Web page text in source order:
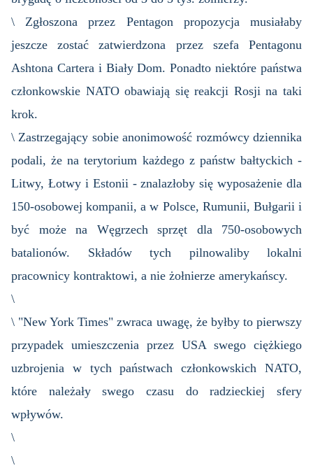
\ Zgłoszona przez Pentagon propozycja musiałaby
jeszcze zostać zatwierdzona przez szefa Pentagonu
Ashtona Cartera i Biały Dom. Ponadto niektóre państwa
członkowskie NATO obawiają się reakcji Rosji na taki
krok.
\ Zastrzegający sobie anonimowość rozmówcy dziennika
podali, że na terytorium każdego z państw bałtyckich -
Litwy, Łotwy i Estonii - znalazłoby się wyposażenie dla
150-osobowej kompanii, a w Polsce, Rumunii, Bułgarii i
być może na Węgrzech sprzęt dla 750-osobowych
batalionów. Składów tych pilnowaliby lokalni
pracownicy kontraktowi, a nie żołnierze amerykańscy.
\
\ "New York Times" zwraca uwagę, że byłby to pierwszy
przypadek umieszczenia przez USA swego ciężkiego
uzbrojenia w tych państwach członkowskich NATO,
które należały swego czasu do radzieckiej sfery
wpływów.
\
\